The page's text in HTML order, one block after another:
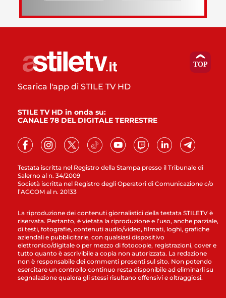
Testata iscritta nel Registro della Stampa presso il Tribunale di
Salerno al n. 34/2009
Società iscritta nel Registro degli Operatori di Comunicazione c/o
l’AGCOM al n. 20133
Scarica l'app di STILE TV HD
STILE TV HD in onda su:
CANALE 78 DEL DIGITALE TERRESTRE
La riproduzione dei contenuti giornalistici della testata STILETV è
riservata. Pertanto, è vietata la riproduzione e l’uso, anche parziale,
di testi, fotografie, contenuti audio/video, filmati, loghi, grafiche
aziendali e pubblicitarie, con qualsiasi dispositivo
elettronico/digitale o per mezzo di fotocopie, registrazioni, cover e
tutto quanto è ascrivibile a copia non autorizzata. La redazione
non è responsabile dei commenti presenti sul sito. Non potendo
esercitare un controllo continuo resta disponibile ad eliminarli su
segnalazione qualora gli stessi risultano offensivi e oltraggiosi.